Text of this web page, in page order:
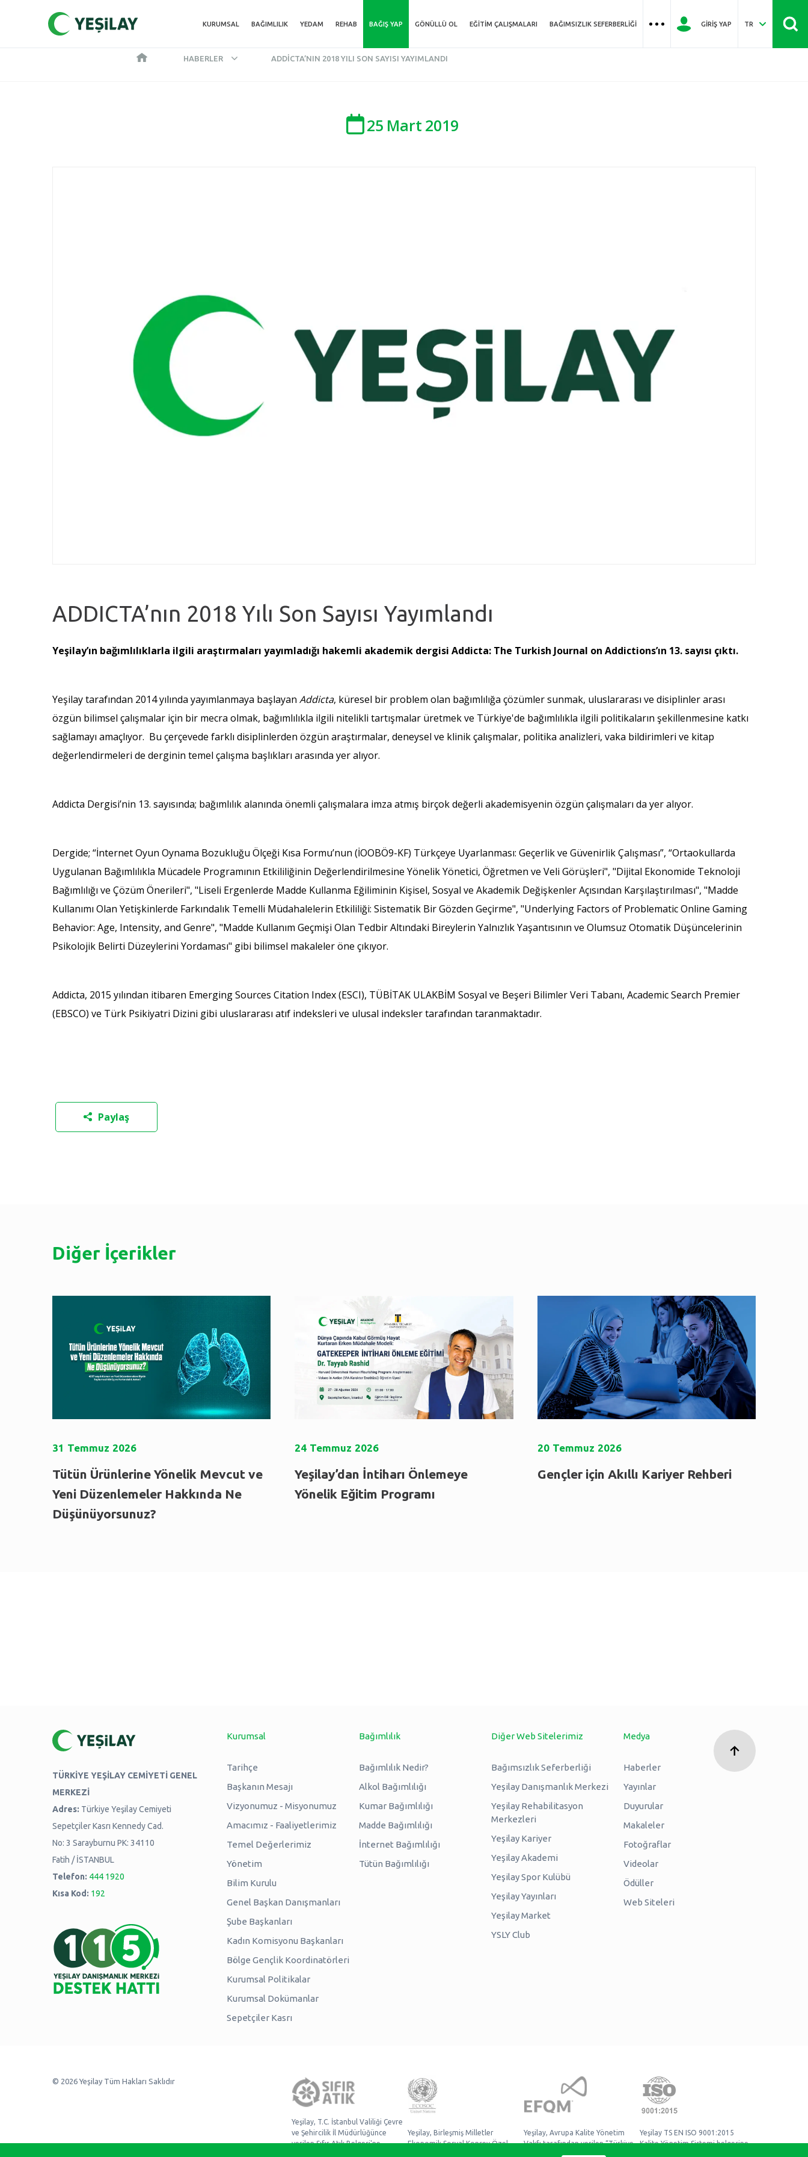
KURUMSAL BAĞIMLILIK YEDAM REHAB BAĞIŞ YAP GÖNÜLLÜ OL EĞITIM ÇALIŞMALARI BAĞIMSIZLIK SEFERBERLIĞI GIRIŞ YAP TR
HABERLER ADDICTA’NIN 2018 YILI SON SAYISI YAYIMLANDI
25 Mart 2019
ADDICTA’nın 2018 Yılı Son Sayısı Yayımlandı
Yeşilay’ın bağımlılıklarla ilgili araştırmaları yayımladığı hakemli akademik dergisi Addicta: The Turkish Journal on Addictions’ın 13. sayısı çıktı.
Yeşilay tarafından 2014 yılında yayımlanmaya başlayan Addicta, küresel bir problem olan bağımlılığa çözümler sunmak, uluslararası ve disiplinler arası
özgün bilimsel çalışmalar için bir mecra olmak, bağımlılıkla ilgili nitelikli tartışmalar üretmek ve Türkiye'de bağımlılıkla ilgili politikaların şekillenmesine katkı
sağlamayı amaçlıyor. Bu çerçevede farklı disiplinlerden özgün araştırmalar, deneysel ve klinik çalışmalar, politika analizleri, vaka bildirimleri ve kitap
değerlendirmeleri de derginin temel çalışma başlıkları arasında yer alıyor.
Addicta Dergisi’nin 13. sayısında; bağımlılık alanında önemli çalışmalara imza atmış birçok değerli akademisyenin özgün çalışmaları da yer alıyor.
Dergide; “İnternet Oyun Oynama Bozukluğu Ölçeği Kısa Formu’nun (İOOBÖ9-KF) Türkçeye Uyarlanması: Geçerlik ve Güvenirlik Çalışması”, “Ortaokullarda
Uygulanan Bağımlılıkla Mücadele Programının Etkililiğinin Değerlendirilmesine Yönelik Yönetici, Öğretmen ve Veli Görüşleri", "Dijital Ekonomide Teknoloji
Bağımlılığı ve Çözüm Önerileri", "Liseli Ergenlerde Madde Kullanma Eğiliminin Kişisel, Sosyal ve Akademik Değişkenler Açısından Karşılaştırılması", "Madde
Kullanımı Olan Yetişkinlerde Farkındalık Temelli Müdahalelerin Etkililiği: Sistematik Bir Gözden Geçirme", "Underlying Factors of Problematic Online Gaming
Behavior: Age, Intensity, and Genre", "Madde Kullanım Geçmişi Olan Tedbir Altındaki Bireylerin Yalnızlık Yaşantısının ve Olumsuz Otomatik Düşüncelerinin
Psikolojik Belirti Düzeylerini Yordaması" gibi bilimsel makaleler öne çıkıyor.
Addicta, 2015 yılından itibaren Emerging Sources Citation Index (ESCI), TÜBİTAK ULAKBİM Sosyal ve Beşeri Bilimler Veri Tabanı, Academic Search Premier
(EBSCO) ve Türk Psikiyatri Dizini gibi uluslararası atıf indeksleri ve ulusal indeksler tarafından taranmaktadır.
Paylaş
Diğer İçerikler
31 Temmuz 2026
Tütün Ürünlerine Yönelik Mevcut ve
Yeni Düzenlemeler Hakkında Ne
Düşünüyorsunuz?
24 Temmuz 2026
Yeşilay’dan İntiharı Önlemeye
Yönelik Eğitim Programı
20 Temmuz 2026
Gençler için Akıllı Kariyer Rehberi
TÜRKİYE YEŞİLAY CEMİYETİ GENEL
MERKEZİ
Adres: Türkiye Yeşilay Cemiyeti
Sepetçiler Kasrı Kennedy Cad.
No: 3 Sarayburnu PK: 34110
Fatih / İSTANBUL
Telefon: 444 1920
Kısa Kod: 192
Kurumsal
Tarihçe
Başkanın Mesajı
Vizyonumuz - Misyonumuz
Amacımız - Faaliyetlerimiz
Temel Değerlerimiz
Yönetim
Bilim Kurulu
Genel Başkan Danışmanları
Şube Başkanları
Kadın Komisyonu Başkanları
Bölge Gençlik Koordinatörleri
Kurumsal Politikalar
Kurumsal Dokümanlar
Sepetçiler Kasrı
Bağımlılık
Bağımlılık Nedir?
Alkol Bağımlılığı
Kumar Bağımlılığı
Madde Bağımlılığı
İnternet Bağımlılığı
Tütün Bağımlılığı
Diğer Web Sitelerimiz
Bağımsızlık Seferberliği
Yeşilay Danışmanlık Merkezi
Yeşilay Rehabilitasyon
Merkezleri
Yeşilay Kariyer
Yeşilay Akademi
Yeşilay Spor Kulübü
Yeşilay Yayınları
Yeşilay Market
YSLY Club
Medya
Haberler
Yayınlar
Duyurular
Makaleler
Fotoğraflar
Videolar
Ödüller
Web Siteleri
© 2026 Yeşilay Tüm Hakları Saklıdır
Yeşilay, T.C. İstanbul Valiliği Çevre
ve Şehircilik İl Müdürlüğünce
verilen Sıfır Atık Belgesi'ne
Yeşilay, Birleşmiş Milletler
Ekonomik Sosyal Konsey Özel
Yeşilay, Avrupa Kalite Yönetim
Vakfı tarafından verilen “Türkiye
Mükemmellik Ödülü” sahibidir.
Yeşilay TS EN ISO 9001:2015
Kalite Yönetim Sistemi belgesine